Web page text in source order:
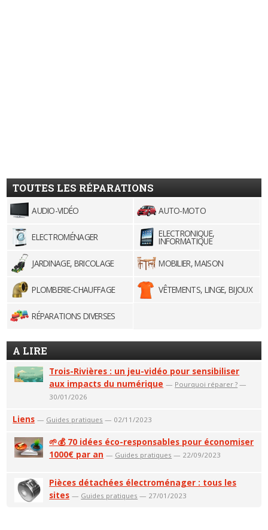
TOUTES LES RÉPARATIONS
AUDIO-VIDÉO AUTO-MOTO
ELECTROMÉNAGER ELECTRONIQUE,
INFORMATIQUE
JARDINAGE, BRICOLAGE
MOBILIER, MAISON
PLOMBERIE-CHAUFFAGE VÊTEMENTS, LINGE, BIJOUX
RÉPARATIONS DIVERSES
A LIRE
Trois-Rivières : un jeu-vidéo pour sensibiliser
aux impacts du numérique — Pourquoi réparer ? —
30/01/2026
Liens — Guides pratiques — 02/11/2023
🌱💰 70 idées éco-responsables pour économiser
1000€ par an — Guides pratiques — 22/09/2023
Pièces détachées électroménager : tous les
sites — Guides pratiques — 27/01/2023